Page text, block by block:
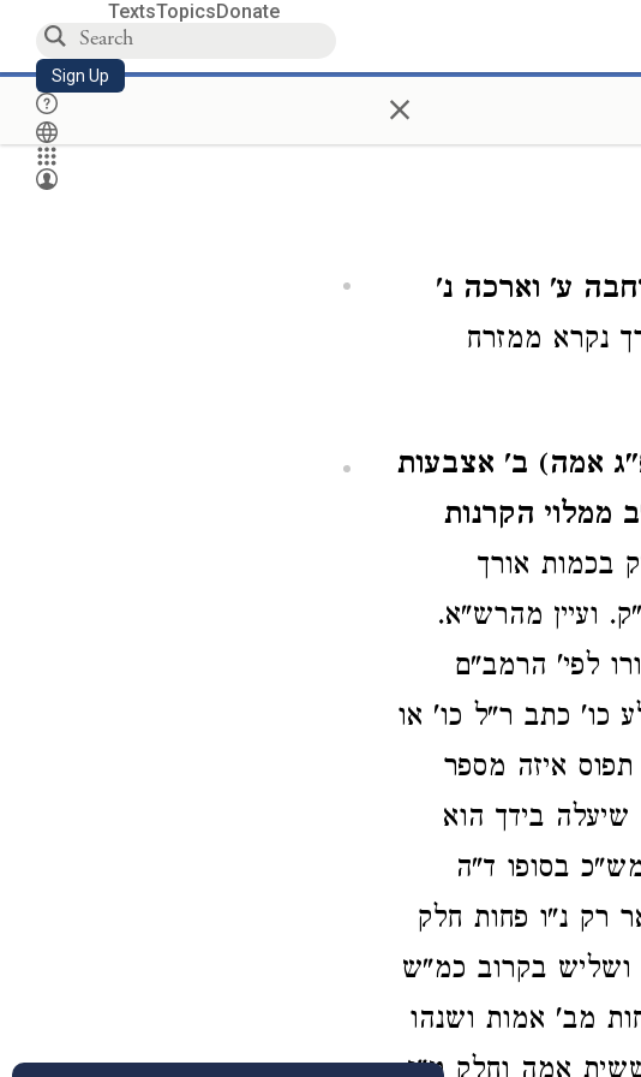
TextsTopicsDonate
Sign Up ×
ע' וארכה נ'
נקרא ממזרח
אמה) ב' אצבעות
ממלוי הקרנות
בכמות אורך
ועיין מהרש"א.
לפי' הרמב"ם
כו' כתב ר"ל כו' או
תפוס איזה מספר
בידך הוא
בסופו ד"ה
רק נ"ו פחות חלק
ושליש בקרוב כמ"ש
מב' אמות ושנהו